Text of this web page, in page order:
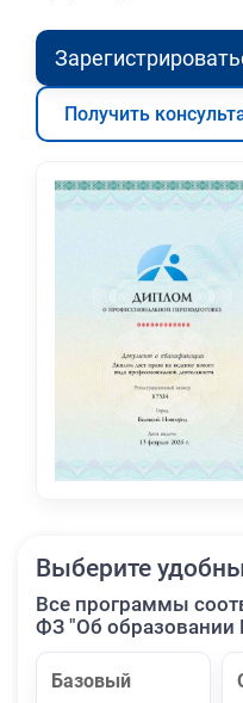
Получить
Выберите
Все программы
ФЗ "Об образовании
Базовый